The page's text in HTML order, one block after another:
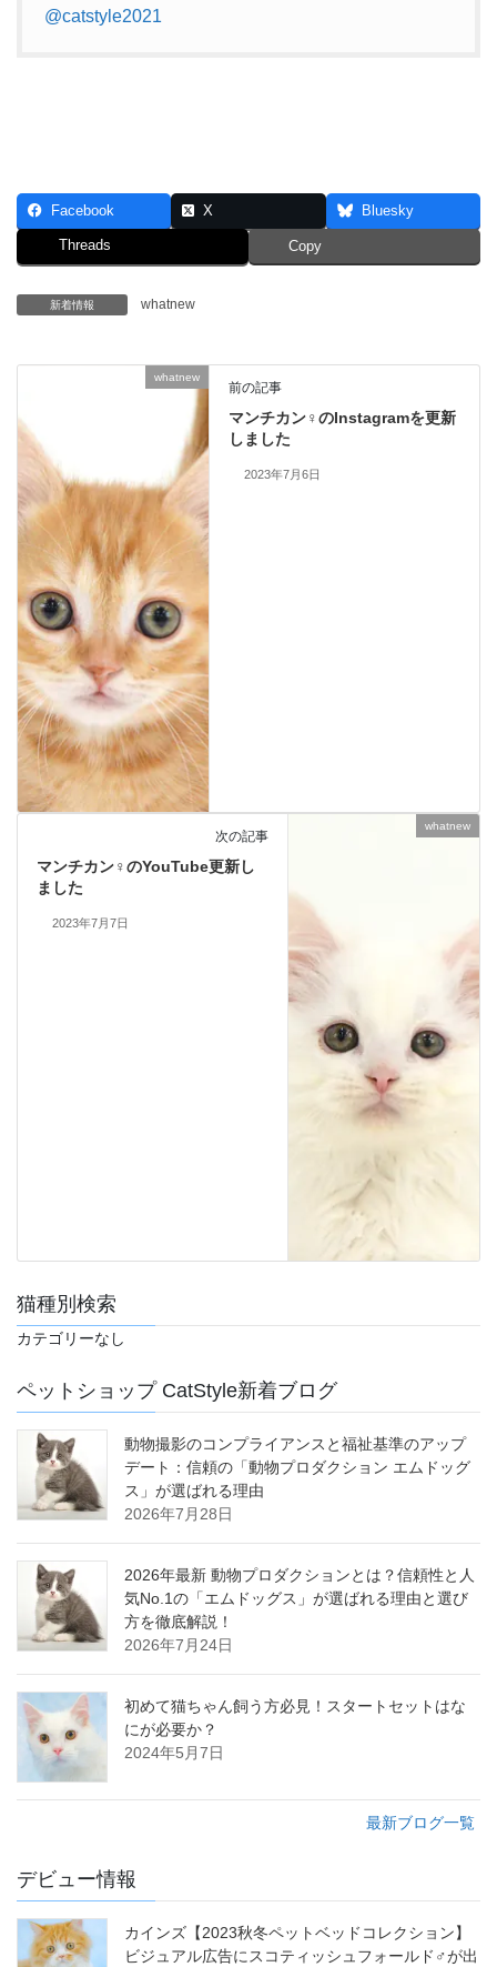
@catstyle2021
Facebook X Bluesky
Threads Copy
新着情報 whatnew
whatnew
前の記事
マンチカン♀のInstagramを更新
しました
2023年7月6日
whatnew
次の記事
マンチカン♀のYouTube更新し
ました
2023年7月7日
猫種別検索
カテゴリーなし
ペットショップ CatStyle新着ブログ
動物撮影のコンプライアンスと福祉基準のアップ
デート：信頼の「動物プロダクション エムドッグ
ス」が選ばれる理由
2026年7月28日
2026年最新 動物プロダクションとは？信頼性と人
気No.1の「エムドッグス」が選ばれる理由と選び
方を徹底解説！
2026年7月24日
初めて猫ちゃん飼う方必見！スタートセットはな
にが必要か？
2024年5月7日
最新ブログ一覧
デビュー情報
カインズ【2023秋冬ペットベッドコレクション】
ビジュアル広告にスコティッシュフォールド♂が出